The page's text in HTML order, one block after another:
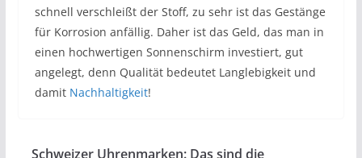
schnell verschleißt der Stoff, zu sehr ist das Gestänge
für Korrosion anfällig. Daher ist das Geld, das man in
einen hochwertigen Sonnenschirm investiert, gut
angelegt, denn Qualität bedeutet Langlebigkeit und
damit Nachhaltigkeit!
Schweizer Uhrenmarken: Das sind die